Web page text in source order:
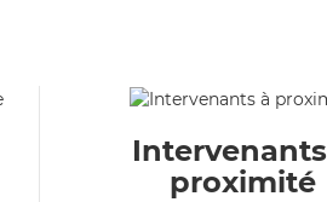
proximité